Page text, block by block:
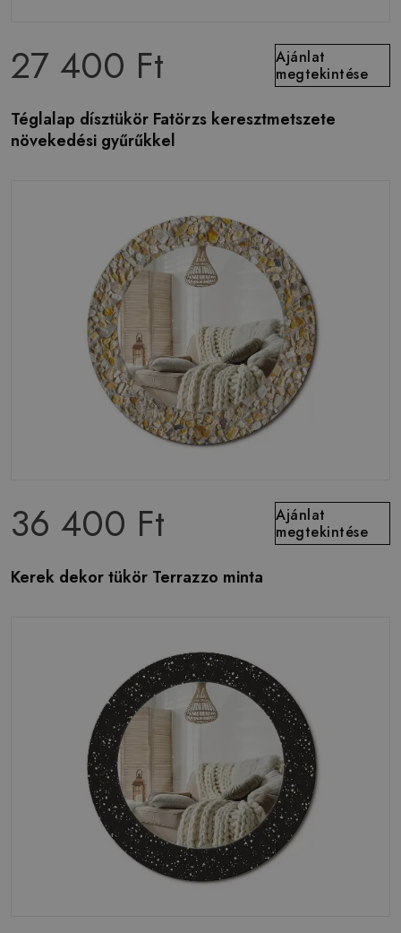
27 400 Ft
Ajánlat
megtekintése
Téglalap dísztükör Fatörzs keresztmetszete
növekedési gyűrűkkel
36 400 Ft
Ajánlat
megtekintése
Kerek dekor tükör Terrazzo minta